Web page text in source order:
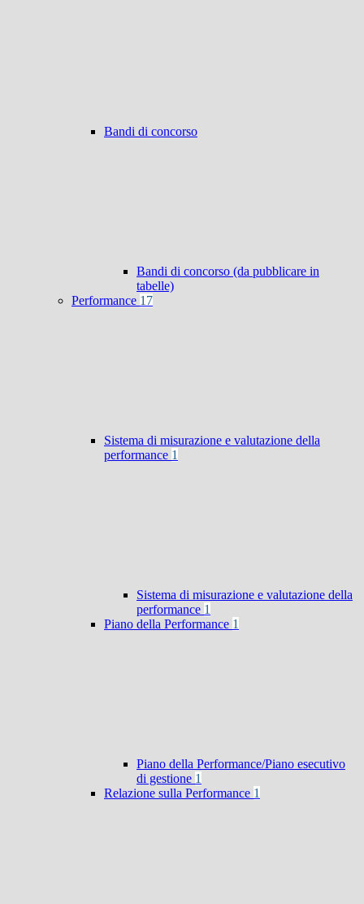
Bandi di concorso
Bandi di concorso (da pubblicare in
tabelle)
Performance 17
Sistema di misurazione e valutazione della
performance 1
Sistema di misurazione e valutazione della
performance 1
Piano della Performance 1
Piano della Performance/Piano esecutivo
di gestione 1
Relazione sulla Performance 1